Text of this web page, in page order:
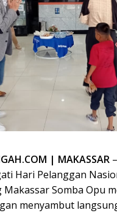
| MAKASSAR
Hari Pelanggan
Makassar Somba Opu
menyambut